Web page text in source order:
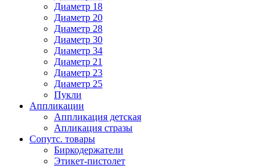
Диаметр 18
Диаметр 20
Диаметр 28
Диаметр 30
Диаметр 34
Диаметр 21
Диаметр 23
Диаметр 25
Пукли
Аппликации
Аппликация детская
Апликация стразы
Сопутс. товары
Биркодержатели
Этикет-пистолет